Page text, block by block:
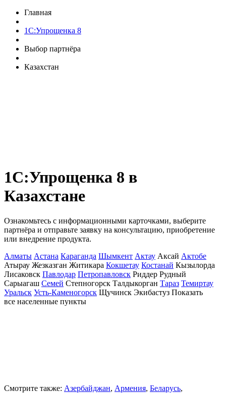
Главная
1С:Упрощенка 8
Выбор партнёра
Казахстан
1С:Упрощенка 8 в
Казахстане
Ознакомьтесь с информационными карточками, выберите
партнёра и отправьте заявку на консультацию, приобретение
или внедрение продукта.
Алматы Астана Караганда Шымкент Актау Аксай Актобе
Атырау Жезказган Житикара Кокшетау Костанай Кызылорда
Лисаковск Павлодар Петропавловск Риддер Рудный
Сарыагаш Семей Степногорск Талдыкорган Тараз Темиртау
Уральск Усть-Каменогорск Щучинск Экибастуз Показать
все населенные пункты
Смотрите также: Азербайджан, Армения, Беларусь,